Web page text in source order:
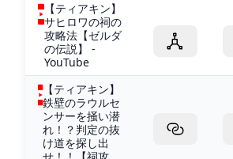
【ティアキン】
サヒロワの祠の
攻略法【ゼルダ
の伝説】 -
YouTube
【ティアキン】
鉄壁のラウルセ
ンサーを掻い潜
れ！？判定の抜
け道を探し出